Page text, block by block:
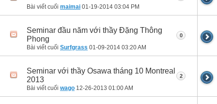
Bài viết cuối maimai 01-19-2014 03:04 PM
Seminar đầu năm với thầy Đặng Thông
Phong
Bài viết cuối Surfgrass 01-09-2014 03:20 AM
0
Seminar với thầy Osawa tháng 10 Montreal
2013
Bài viết cuối wago 12-26-2013 01:00 AM
2